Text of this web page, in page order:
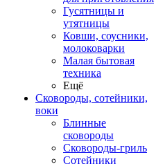
Гусятницы и
утятницы
Ковши, соусники,
молоковарки
Малая бытовая
техника
Ещё
Сковороды, сотейники,
воки
Блинные
сковороды
Сковороды-гриль
Сотейники